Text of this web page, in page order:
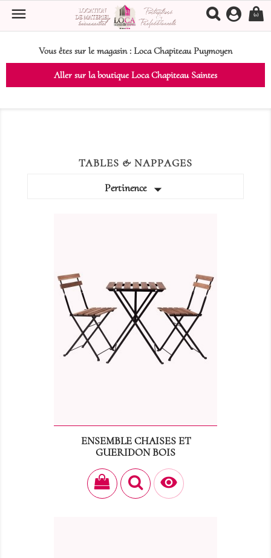
Vous êtes sur le magasin : Loca Chapiteau Puymoyen
Aller sur la boutique Loca Chapiteau Saintes
 (0)
TABLES & NAPPAGES
Pertinence 
ENSEMBLE CHAISES ET
GUERIDON BOIS
Prix
24,00 €
